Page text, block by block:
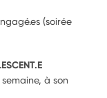
(soirée
à son